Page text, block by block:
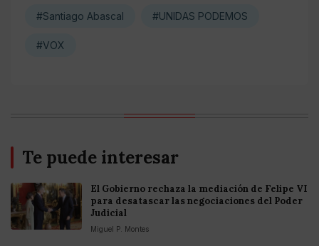
#Santiago Abascal #UNIDAS PODEMOS
#VOX
Te puede interesar
El Gobierno rechaza la mediación de Felipe VI
para desatascar las negociaciones del Poder
Judicial
Miguel P. Montes